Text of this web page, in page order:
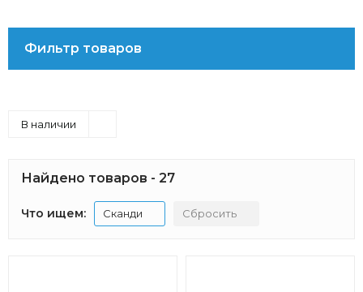
Фильтр товаров
В наличии
Найдено товаров - 27
Что ищем: Сканди Сбросить